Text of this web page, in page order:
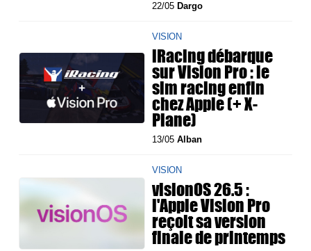
22/05 Dargo
VISION
iRacing débarque
sur Vision Pro : le
sim racing enfin
chez Apple (+ X-
Plane)
13/05Alban
VISION
visionOS 26.5 :
l'Apple Vision Pro
reçoit sa version
finale de printemps